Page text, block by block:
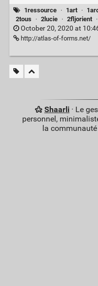
1ressource · 1art ·
2tous
· 2lucie · 2fljorient ·
October 20, 2020 at
http://atlas-of-forms.net/
Shaarli· Le
personnel,
la communauté